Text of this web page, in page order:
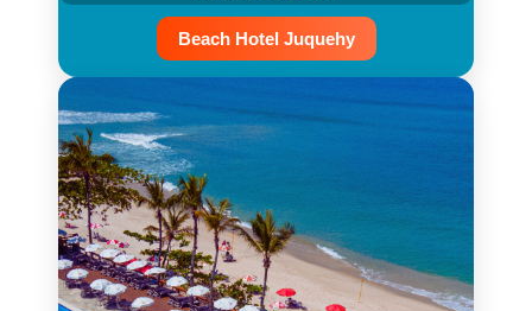
Beach Hotel Juquehy